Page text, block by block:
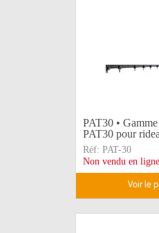
PAT30 •
PAT30 pour
Réf: PAT-30
Non vendu en ligne
voir le